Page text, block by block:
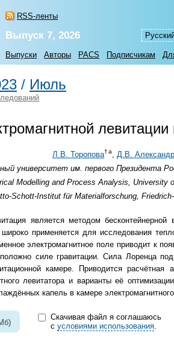
RSS-ленты
Выпуск 7, 2026
Выпуски Авторы PACS Подписчикам
/ Июль
Л.В. Торопова†а, Д.В.
университет им. первого Президента
Modelling and Process Analysis, University
Schott-Institut für Materialforschung,
является методом
применяется для исследования
электромагнитное поле приводит к
силе гравитации. Сила Лоренца
камере. Приводится расчётная
левитатора и варианты её
капель в камере
Скачивая файл я соглашаюсь
с условиями использования.